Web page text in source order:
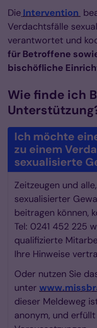
DieIntervention
Verdachtsfälle
verantwortet und
für Betroffene
bischöfliche
Wie finde ich
Ich möchte
zu einem
sexualisierte
Zeitzeugen und
sexualisierter
beitragen können,
Tel: 0241 452 225
qualifizierte
Ihre Hinweise
Oder nutzen Sie
unter
dieser Meldeweg
anonym, und